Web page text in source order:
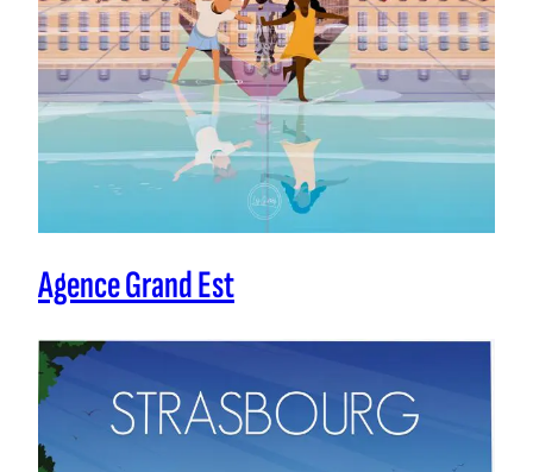
Agence Grand Est